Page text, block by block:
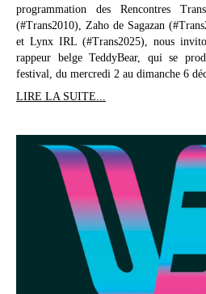
programmation des Rencontres
(#Trans2010), Zaho de Sagazan
et Lynx IRL (#Trans2025), nous
rappeur belge TeddyBear, qui se
festival, du mercredi 2 au dimanche 6
LIRE LA SUITE...